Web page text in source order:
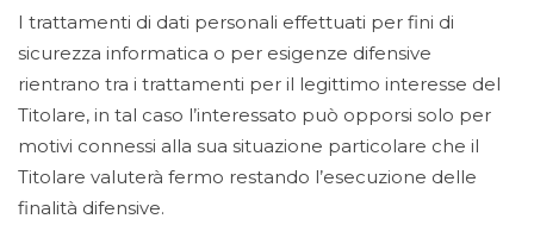
I trattamenti di dati personali effettuati per fini di
sicurezza informatica o per esigenze difensive
rientrano tra i trattamenti per il legittimo interesse del
Titolare, in tal caso l’interessato può opporsi solo per
motivi connessi alla sua situazione particolare che il
Titolare valuterà fermo restando l’esecuzione delle
finalità difensive.